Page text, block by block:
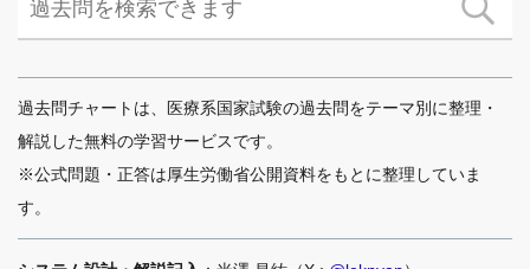
過去問チャートは、医療系国家試験の過去問をテーマ別に整理・
解説した無料の学習サービスです。
※公式問題・正答は厚生労働省公開資料をもとに整理していま
す。